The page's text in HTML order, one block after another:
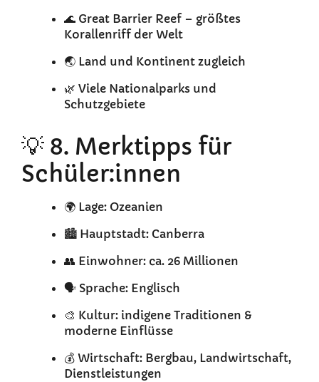
🌊 Great Barrier Reef – größtes
Korallenriff der Welt
🌏 Land und Kontinent zugleich
🌿 Viele Nationalparks und
Schutzgebiete
💡 8. Merktipps für
Schüler:innen
🌍 Lage: Ozeanien
🏙️ Hauptstadt: Canberra
👥 Einwohner: ca. 26 Millionen
🗣️ Sprache: Englisch
🎨 Kultur: indigene Traditionen &
moderne Einflüsse
💰 Wirtschaft: Bergbau, Landwirtschaft,
Dienstleistungen